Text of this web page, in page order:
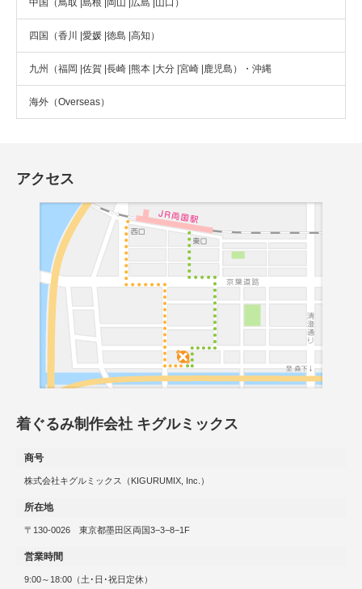
中国（鳥取 |島根 |岡山 |広島 |山口）
四国（香川 |愛媛 |徳島 |高知）
九州（福岡 |佐賀 |長崎 |熊本 |大分 |宮崎 |鹿児島）・沖縄
海外（Overseas）
アクセス
着ぐるみ制作会社 キグルミックス
商号
株式会社キグルミックス（KIGURUMIX, Inc.）
所在地
〒130-0026 東京都墨田区両国3−3−8−1F
営業時間
9:00～18:00（土･日･祝日定休）